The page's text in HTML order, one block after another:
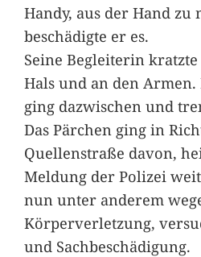
Handy, aus der Hand zu
beschädigte er es.
Seine Begleiterin
Hals und an den
ging dazwischen und
Das Pärchen ging in
Quellenstraße davon,
Meldung der Polizei
nun unter anderem
Körperverletzung,
und Sachbeschädigung.